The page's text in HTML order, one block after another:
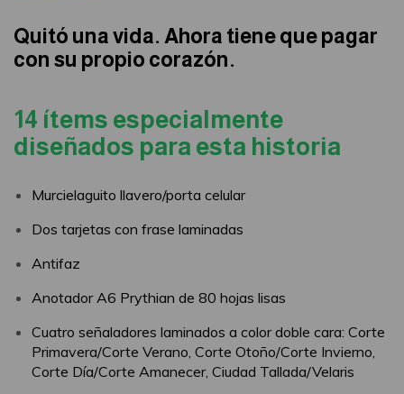
Quitó una vida. Ahora tiene que pagar
con su propio corazón.
14 ítems especialmente
diseñados para esta historia
Murcielaguito llavero/porta celular
Dos tarjetas con frase laminadas
Antifaz
Anotador A6 Prythian de 80 hojas lisas
Cuatro señaladores laminados a color doble cara: Corte
Primavera/Corte Verano, Corte Otoño/Corte Invierno,
Corte Día/Corte Amanecer, Ciudad Tallada/Velaris